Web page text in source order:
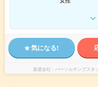
気になる!
派遣会社 パーソルテンプスタ